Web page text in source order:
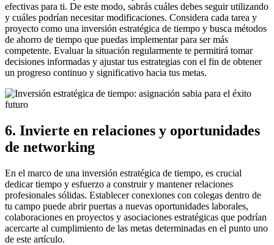
efectivas para ti. De este modo, sabrás cuáles debes seguir utilizando
y cuáles podrían necesitar modificaciones. Considera cada tarea y
proyecto como una inversión estratégica de tiempo y busca métodos
de ahorro de tiempo que puedas implementar para ser más
competente. Evaluar la situación regularmente te permitirá tomar
decisiones informadas y ajustar tus estrategias con el fin de obtener
un progreso continuo y significativo hacia tus metas.
6. Invierte en relaciones y oportunidades
de networking
En el marco de una inversión estratégica de tiempo, es crucial
dedicar tiempo y esfuerzo a construir y mantener relaciones
profesionales sólidas. Establecer conexiones con colegas dentro de
tu campo puede abrir puertas a nuevas oportunidades laborales,
colaboraciones en proyectos y asociaciones estratégicas que podrían
acercarte al cumplimiento de las metas determinadas en el punto uno
de este artículo.